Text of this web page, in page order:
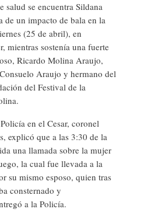
salud se encuentra Sildana
de un impacto de bala en la
(25 de abril), en
mientras sostenía una fuerte
Ricardo Molina Araujo,
Araujo y hermano del
del Festival de la
en el Cesar, coronel
explicó que a las 3:30 de la
una llamada sobre la mujer
la cual fue llevada a la
su mismo esposo, quien tras
consternado y
a la Policía.